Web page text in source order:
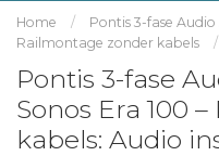
Home /
Pontis 3-fase
Railmontage zonder kabels
/
Pontis 3-fase
Sonos Era 100
kabels: Audio